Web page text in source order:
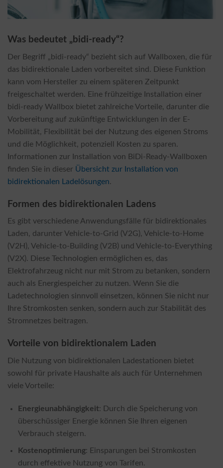
Was bedeutet „bidi-ready“?
Der Begriff „bidi-ready“ bezieht sich auf Wallboxen, die für
das bidirektionale Laden vorbereitet sind. Diese Funktion
kann vom Hersteller zu einem späteren Zeitpunkt
freigeschaltet werden. Eine frühzeitige Installation einer
bidi-ready Wallbox bietet zahlreiche Vorteile, darunter die
Vorbereitung auf zukünftige Entwicklungen in der E-
Mobilität, Flexibilität bei der Nutzung des eigenen Stroms
und die Möglichkeit, potenziell Kosten zu sparen.
Informationen zur Installation von BiDi-Ready-Wallboxen
finden Sie in dieser Übersicht zur Installation von
bidirektionalen Ladelösungen.
Formen des bidirektionalen Ladens
Es gibt verschiedene Anwendungsfälle für bidirektionales
Laden, darunter Vehicle-to-Grid (V2G), Vehicle-to-Home
(V2H), Vehicle-to-Building (V2B) und Vehicle-to-Everything
(V2X). Diese Technologien ermöglichen es, das
Elektrofahrzeug nicht nur mit Strom zu betanken, sondern
auch als Energiespeicher zu nutzen. Wenn Sie die
Ladetechnologien sinnvoll einsetzen, können Sie nicht nur
Ihre Stromkosten senken, sondern auch zur Stabilität des
Stromnetzes beitragen.
Vorteile von bidirektionalem Laden
Die Nutzung von bidirektionalen Ladestationen bietet
sowohl für private Haushalte als auch für Unternehmen
viele Vorteile:
Energieunabhängigkeit: Durch die Speicherung von
überschüssiger Energie können Sie Ihren eigenen
Verbrauch steigern.
Kostenoptimierung: Einsparungen bei Stromkosten
durch effektive Nutzung von Tarifen.